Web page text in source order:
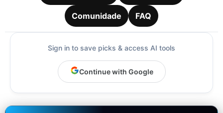
Comunidade FAQ
Sign in to save picks & access AI tools
Continue with Google